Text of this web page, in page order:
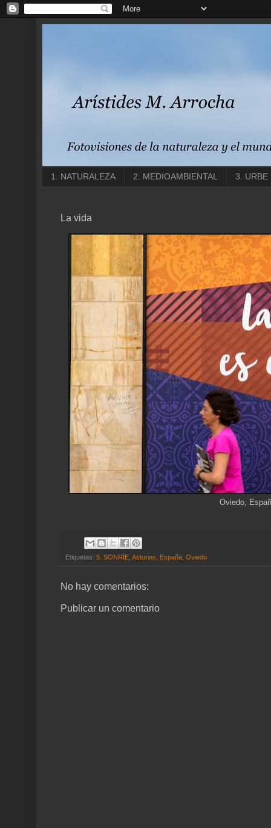
1. NATURALEZA 2. MEDIOAMBIENTAL 3. URBE
La vida
Oviedo,
Etiquetas: 5. SONRÍE Asturias España Oviedo
No hay comentarios:
Publicar un comentario